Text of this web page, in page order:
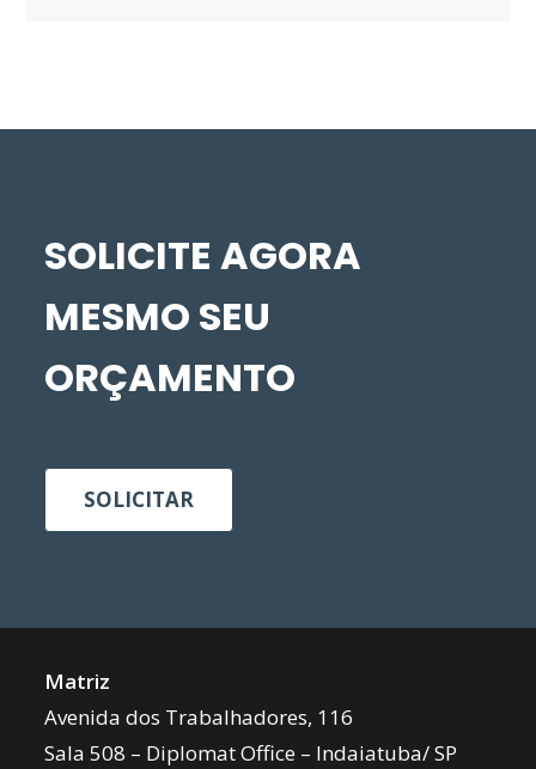
SOLICITE AGORA
MESMO SEU
ORÇAMENTO
SOLICITAR
Matriz
Avenida dos Trabalhadores, 116
Sala 508 – Diplomat Office – Indaiatuba/ SP